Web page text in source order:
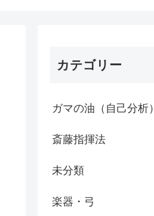
カテゴリー
ガマの油（自己分析）
斎藤指揮法
未分類
楽器・弓